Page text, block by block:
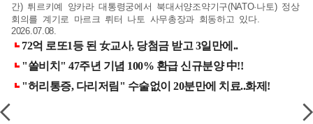
간) 튀르키예 앙카라 대통령궁에서 북대서양조약기구(NATO·나토) 정상
회의를 계기로 마르크 뤼터 나토 사무총장과 회동하고 있다.
2026.07.08.